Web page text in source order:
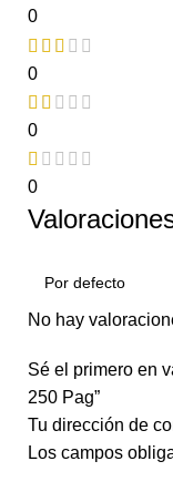
0
0
0
0
No hay
Sé el primero en
250 Pag”
Tu dirección de
Los campos